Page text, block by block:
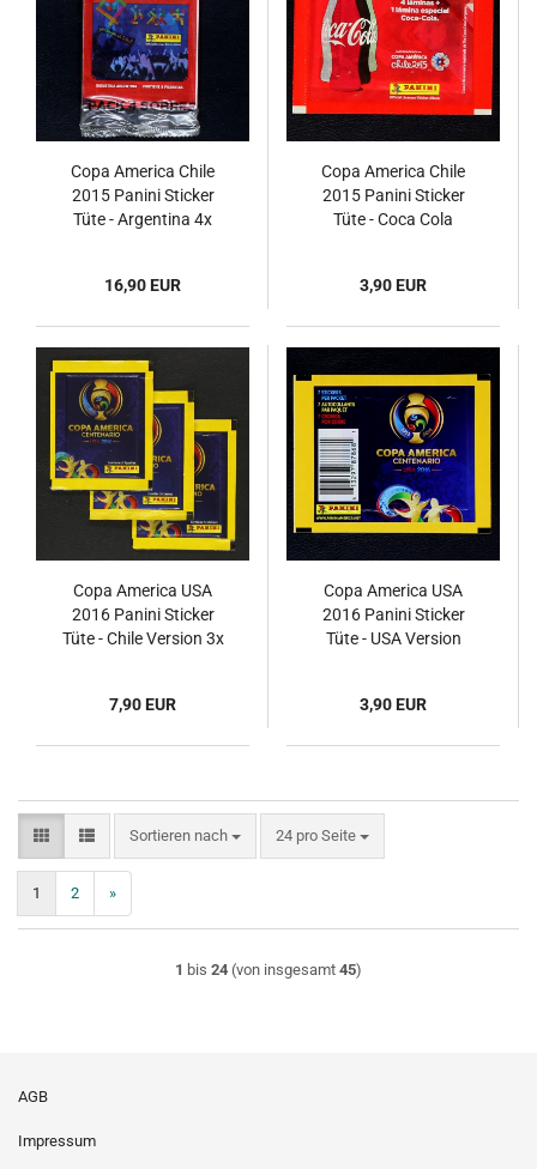
Copa America Chile
2015 Panini Sticker
Tüte - Argentina 4x
16,90 EUR
Copa America Chile
2015 Panini Sticker
Tüte - Coca Cola
3,90 EUR
Copa America USA
2016 Panini Sticker
Tüte - Chile Version 3x
7,90 EUR
Copa America USA
2016 Panini Sticker
Tüte - USA Version
3,90 EUR
Sortieren nach
Sortieren nach 24 pro Seite
pro Seite
1 2 »
1 bis 24 (von insgesamt 45)
AGB
Impressum